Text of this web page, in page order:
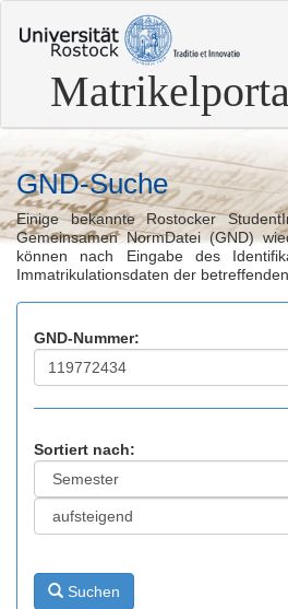
zum
Seitenanfang
GND-Suche
Einige bekannte Rostocker
Gemeinsamen NormDatei (GND)
können nach Eingabe des
Immatrikulationsdaten der
GND-Nummer:
Sortiert nach:
Suchen